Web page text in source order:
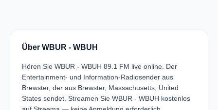
Über WBUR - WBUH
Hören Sie WBUR - WBUH 89.1 FM live online. Der
Entertainment- und Information-Radiosender aus
Brewster, der aus Brewster, Massachusetts, United
States sendet. Streamen Sie WBUR - WBUH kostenlos